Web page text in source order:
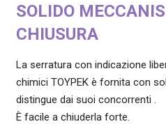
SOLIDO
CHIUSURA
La serratura con indicazione
chimici TOYPEK è fornita con
distingue dai suoi concorrenti .
È facile a chiuderla forte.